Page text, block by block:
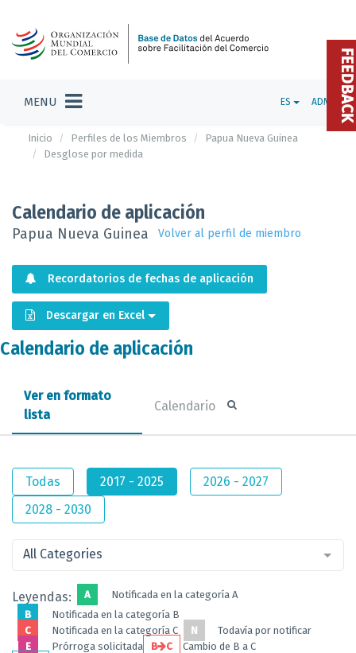
MENU ES ADMIN
Inicio Perfiles de los Miembros
Papua Nueva Guinea
Desglose por medida
Calendario de aplicación
Papua Nueva Guinea Volver al perfil de miembro
Recordatorios de fechas de aplicación
Descargar en Excel
Calendario de aplicación
Ver en formato
lista
Calendario
Todas 2017 - 2025
2026 - 2027
2028 - 2030
All Categories
Leyendas: A
Notificada en la categoría A
B
Notificada en la categoría B
C
Notificada en la categoría C N
Todavía por notificar
E
Prórroga solicitada B C
Cambio de B a C
FEEDBACK